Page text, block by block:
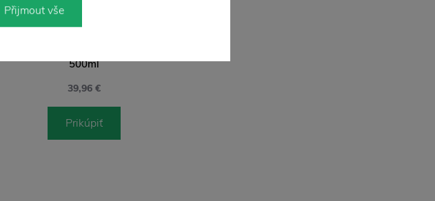
-20 % S KÓDOM: LETO2026
24 BOTTLES
500ml
39,96 €
Prikúpiť
Přijmout vše